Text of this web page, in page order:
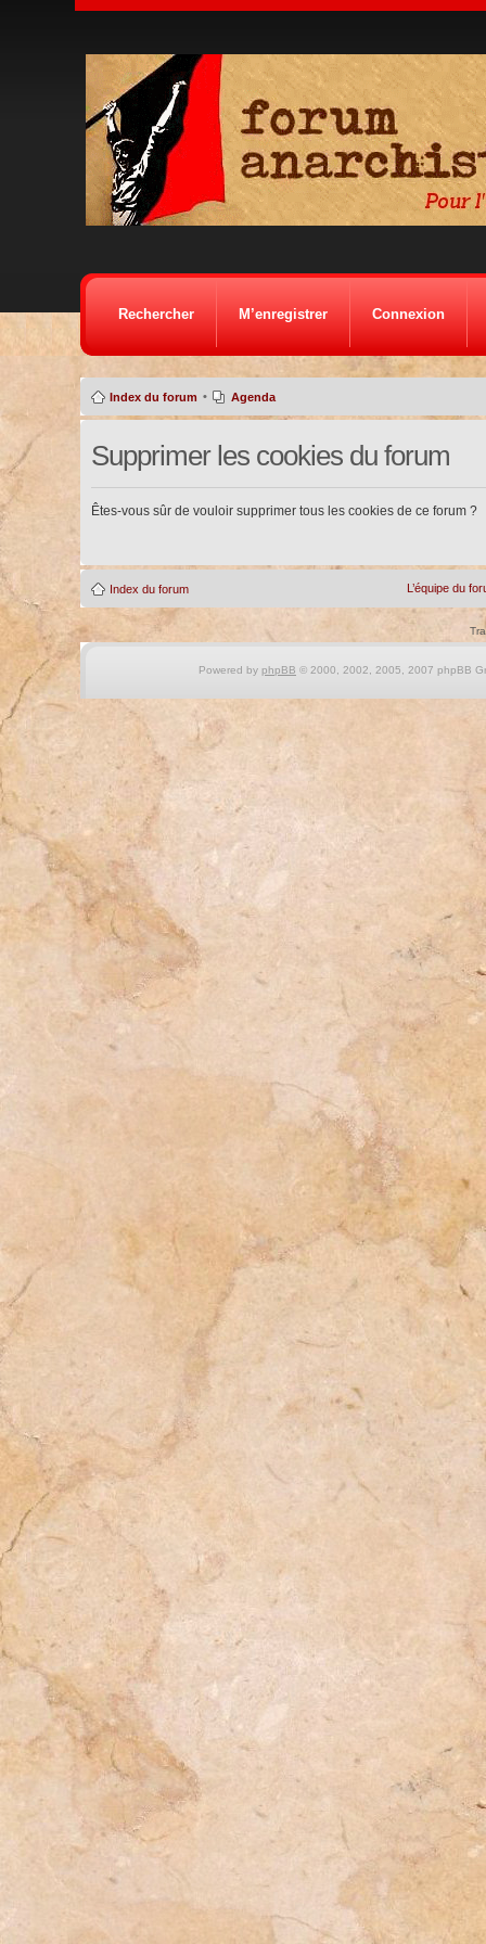
Rechercher M’enregistrer Connexion
Index du forum • Agenda
Supprimer les cookies du forum
Êtes-vous sûr de vouloir supprimer tous les cookies de ce forum ?
Index du forum L’équipe du
Powered by phpBB © 2000, 2002, 2005, 2007 phpBB